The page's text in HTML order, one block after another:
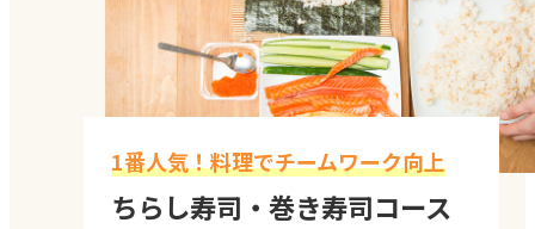
1番人気！料理でチームワーク向上
ちらし寿司・巻き寿司コース